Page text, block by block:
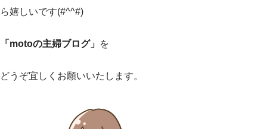
ら嬉しいです(#^^#)
「motoの主婦ブログ」 を
どうぞ宜しくお願いいたします。